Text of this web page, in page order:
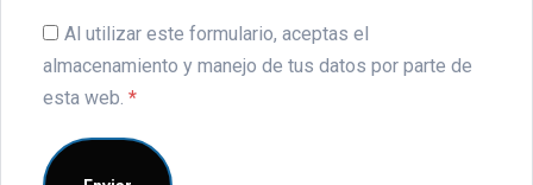
Al utilizar este formulario, aceptas el
almacenamiento y manejo de tus datos por parte de
esta web. *